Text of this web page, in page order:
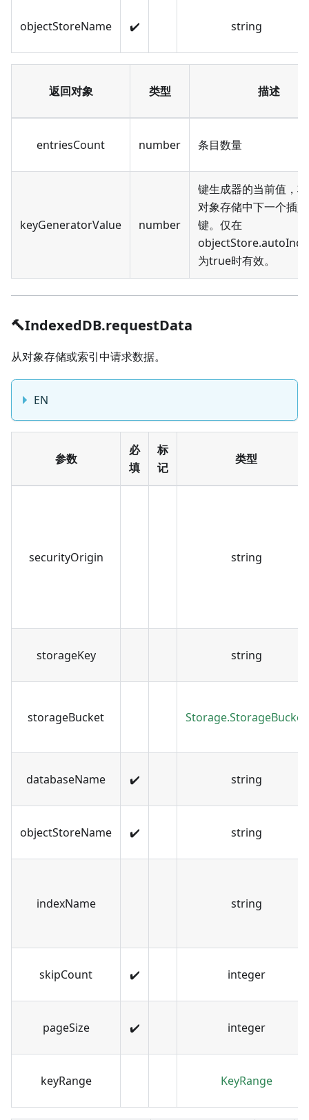
objectStoreName ✔️ string
返回对象 类型 描述
entriesCount number 条目数量
keyGeneratorValue number
键生成器的当前值，
对象存储中下一个插
键。仅在
为true时有效。
🔨IndexedDB.requestData
从对象存储或索引中请求数据。
EN
参数
必
填
标
记
类型
securityOrigin string
storageKey string
storageBucket Storage.StorageBucket
databaseName ✔️ string
objectStoreName ✔️ string
indexName string
skipCount ✔️ integer
pageSize ✔️ integer
keyRange KeyRange